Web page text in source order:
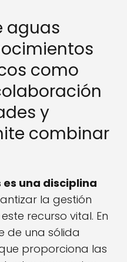
aguas
como
y
combinar
una disciplina
la gestión
recurso vital. En
de una sólida
proporciona las